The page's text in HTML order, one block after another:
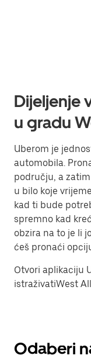
Dijeljenje
u gradu
Uberom je
automobila.
području, a
u bilo koje
kad ti bude
spremno kad
obzira na to je li
ćeš pronaći
Otvori aplikaciju
istraživatiWest
Odaberi